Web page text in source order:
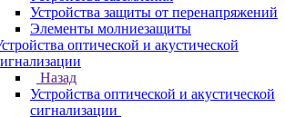
Устройства защиты от перенапряжений
Элементы молниезащиты
оптической и акустической
Назад
Устройства оптической и акустической
сигнализации